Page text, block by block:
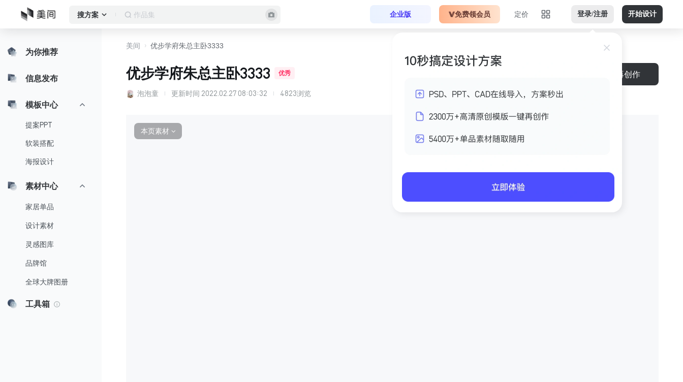
搜方案 作品集 企业版 免费领会员 定价 登录/注册 开始设计
为你推荐
信息发布
模板中心
提案PPT
软装搭配
海报设计
素材中心
家居单品
设计素材
灵感图库
品牌馆
全球大牌图册
工具箱
美间 优步学府朱总主卧3333
优步学府朱总主卧3333 优秀
泡泡童 更新时间 2022.02.27 08:03:32 4823浏览
再创作
本页素材 ∨